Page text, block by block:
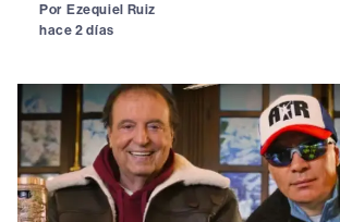
Por Ezequiel Ruiz
hace 2 días